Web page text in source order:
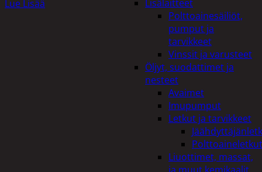
Lisälaitteet
Polttoainesäiliöt,
pumput ja
tarvikkeet
Vinssit ja varusteet
Öljyt, suodattimet ja
nesteet
Avaimet
Imupumput
Letkut ja tarvikkeet
Polttoaineletkut
Liuottimet, massat,
Lue Lisää